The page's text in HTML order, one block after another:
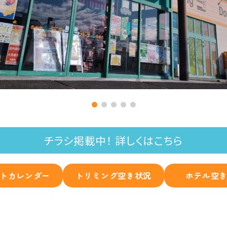
チラシ掲載中！ 詳しくはこちら
カレンダー トリミング空き状況 ホテル空